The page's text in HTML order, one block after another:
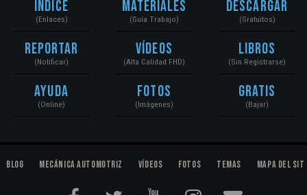
Índice
(Enlaces)
Reportar
(Notificar)
Ayuda
(Online)
Materiales
(Guía Trabajo)
Vídeos
(Alta Calidad FHD)
Fotos
(Imágenes)
Descargar
(Gratuitos)
Libros
(Sin Registrarse)
Gratis
(Bajar)
Blog Mecánica Automotriz Vídeos Fotos Temas Mapa del